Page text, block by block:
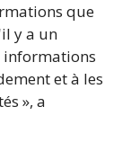
que
y a un
informations
et à les
», a